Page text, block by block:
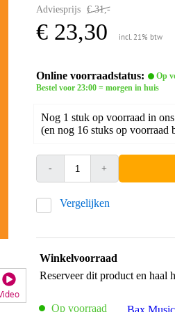
Adviesprijs € 31,-
€ 23,30 incl. 21% btw
Online voorraadstatus:
Op
Bestel voor 23:00 = morgen in huis
Nog 1 stuk op voorraad in
(en nog 16 stuks op voorraad
- +
Vergelijken
Winkelvoorraad
Reserveer dit product en haal
Op voorraad